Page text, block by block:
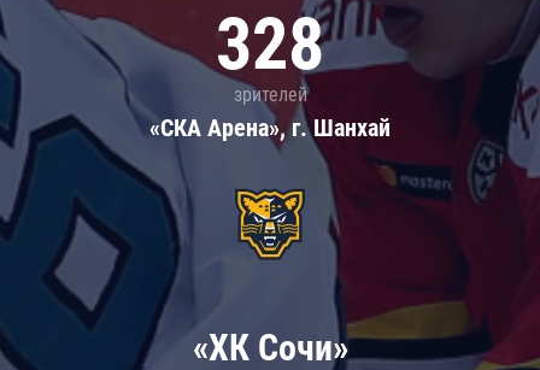
328
зрителей
«СКА Арена», г. Шанхай
«ХК Сочи»